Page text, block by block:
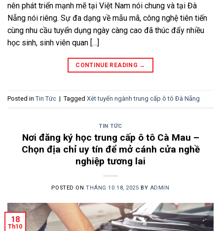
nên phát triển mạnh mẽ tại Việt Nam nói chung và tại Đà
Nẵng nói riêng. Sự đa dạng về mẫu mã, công nghệ tiên tiến
cùng nhu cầu tuyển dụng ngày càng cao đã thúc đẩy nhiều
học sinh, sinh viên quan […]
CONTINUE READING →
Posted in Tin Tức | Tagged Xét tuyển ngành trung cấp ô tô Đà Nẵng
TIN TỨC
Nơi đăng ký học trung cấp ô tô Cà Mau –
Chọn địa chỉ uy tín để mở cánh cửa nghề
nghiệp tương lai
POSTED ON THÁNG 10 18, 2025 BY ADMIN
18
Th10